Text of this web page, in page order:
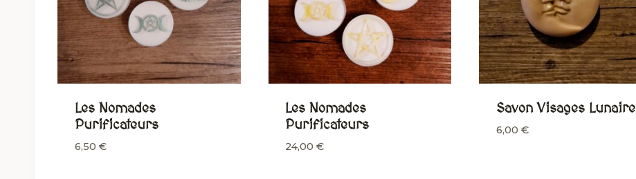
Les Nomades
Purificateurs
6,50 €
Les Nomades
Purificateurs
24,00 €
Savon Visages Lunaire
6,00 €